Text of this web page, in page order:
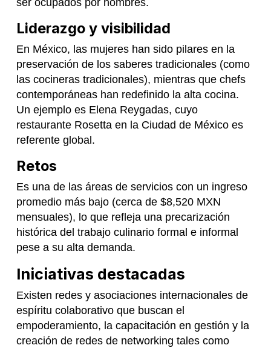
ser ocupados por hombres.
Liderazgo y visibilidad
En México, las mujeres han sido pilares en la
preservación de los saberes tradicionales (como
las cocineras tradicionales), mientras que chefs
contemporáneas han redefinido la alta cocina.
Un ejemplo es Elena Reygadas, cuyo
restaurante Rosetta en la Ciudad de México es
referente global.
Retos
Es una de las áreas de servicios con un ingreso
promedio más bajo (cerca de $8,520 MXN
mensuales), lo que refleja una precarización
histórica del trabajo culinario formal e informal
pese a su alta demanda.
Iniciativas destacadas
Existen redes y asociaciones internacionales de
espíritu colaborativo que buscan el
empoderamiento, la capacitación en gestión y la
creación de redes de networking tales como